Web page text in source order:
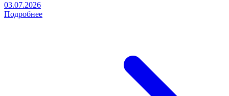
03.07.2026
Подробнее